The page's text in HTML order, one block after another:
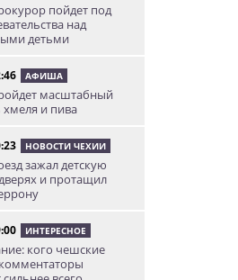
пойдет под
над
детьми
АФИША
масштабный
хмеля и пива
НОВОСТИ ЧЕХИИ
зажал детскую
и протащил
ИНТЕРЕСНОЕ
кого чешские